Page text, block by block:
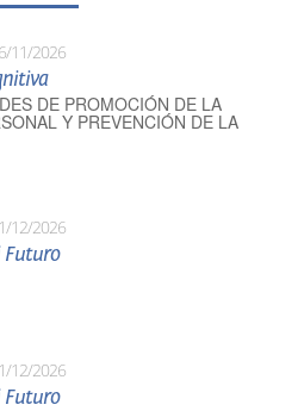
11/2026
DE PROMOCIÓN DE LA
Y PREVENCIÓN DE LA
12/2026
Futuro
12/2026
Futuro